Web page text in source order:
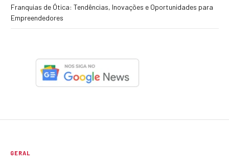
Franquias de Ótica: Tendências, Inovações e Oportunidades para
Empreendedores
GERAL